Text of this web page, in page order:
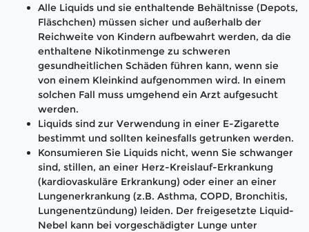
Alle Liquids und sie enthaltende Behältnisse (Depots,
Fläschchen) müssen sicher und außerhalb der
Reichweite von Kindern aufbewahrt werden, da die
enthaltene Nikotinmenge zu schweren
gesundheitlichen Schäden führen kann, wenn sie
von einem Kleinkind aufgenommen wird. In einem
solchen Fall muss umgehend ein Arzt aufgesucht
werden.
Liquids sind zur Verwendung in einer E-Zigarette
bestimmt und sollten keinesfalls getrunken werden.
Konsumieren Sie Liquids nicht, wenn Sie schwanger
sind, stillen, an einer Herz-Kreislauf-Erkrankung
(kardiovaskuläre Erkrankung) oder einer an einer
Lungenerkrankung (z.B. Asthma, COPD, Bronchitis,
Lungenentzündung) leiden. Der freigesetzte Liquid-
Nebel kann bei vorgeschädigter Lunge unter